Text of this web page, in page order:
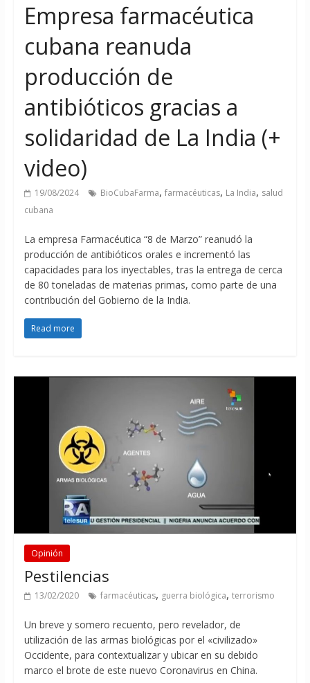
Empresa farmacéutica
cubana reanuda
producción de
antibióticos gracias a
solidaridad de La India (+
video)
19/08/2024 BioCubaFarma, farmacéuticas, La India, salud
cubana
La empresa Farmacéutica “8 de Marzo” reanudó la
producción de antibióticos orales e incrementó las
capacidades para los inyectables, tras la entrega de cerca
de 80 toneladas de materias primas, como parte de una
contribución del Gobierno de la India.
Read more
Opinión
Pestilencias
13/02/2020 farmacéuticas, guerra biológica, terrorismo
Un breve y somero recuento, pero revelador, de
utilización de las armas biológicas por el «civilizado»
Occidente, para contextualizar y ubicar en su debido
marco el brote de este nuevo Coronavirus en China.